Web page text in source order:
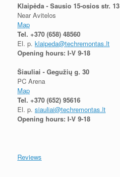
Klaipėda - Sausio 15-osios str. 13
Near Avitelos
Map
Tel. +370 (658) 48560
El. p. klaipeda@techremontas.lt
Opening hours: I-V 9-18
Šiauliai - Gegužių g. 30
PC Arena
Map
Tel. +370 (652) 95616
El. p. siauliai@techremontas.lt
Opening hours: I-V 9-18
Reviews